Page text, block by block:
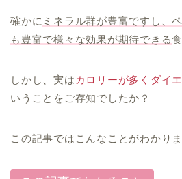
確かに ミネラル群が豊富ですし、
も豊富で様々な効果が期待できる
しかし、実は カロリーが多くダイ
いうことをご存知でしたか？
この記事ではこんなことがわかりま